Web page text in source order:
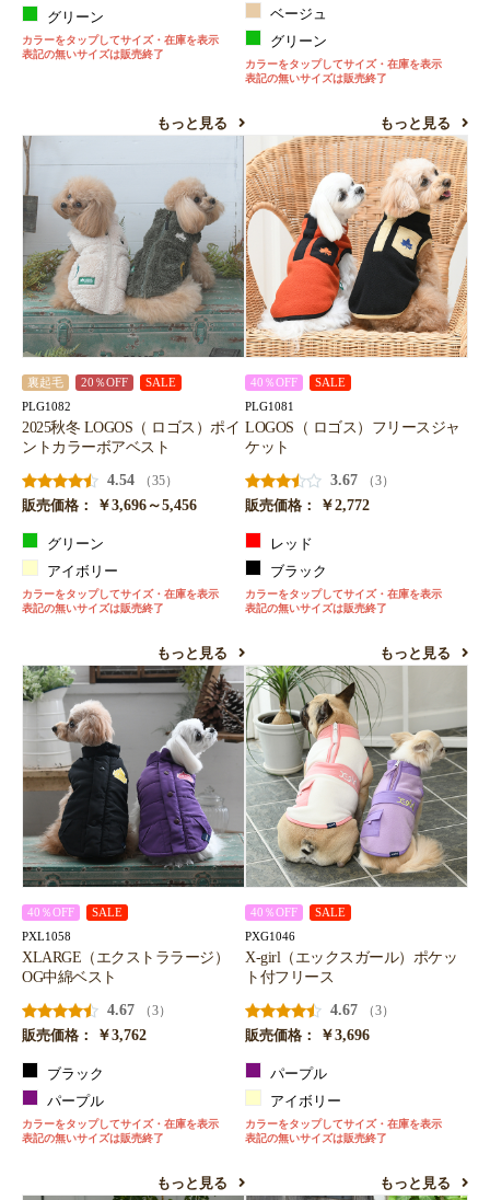
グリーン
カラーをタップしてサイズ・在庫を表示
表記の無いサイズは販売終了
もっと見る
ベージュ
グリーン
カラーをタップしてサイズ・在庫を表示
表記の無いサイズは販売終了
もっと見る
裏起毛 20％OFF SALE
PLG1082
2025秋冬 LOGOS（ ロゴス）ポイ
ントカラーボアベスト
4.54
（35）
販売価格：
￥3,696～5,456
グリーン
アイボリー
カラーをタップしてサイズ・在庫を表示
表記の無いサイズは販売終了
もっと見る
40％OFF SALE
PLG1081
LOGOS（ ロゴス）フリースジャ
ケット
3.67
（3）
販売価格：
￥2,772
レッド
ブラック
カラーをタップしてサイズ・在庫を表示
表記の無いサイズは販売終了
もっと見る
40％OFF SALE
PXL1058
XLARGE（エクストララージ）
OG中綿ベスト
4.67
（3）
販売価格：
￥3,762
ブラック
パープル
カラーをタップしてサイズ・在庫を表示
表記の無いサイズは販売終了
もっと見る
40％OFF SALE
PXG1046
X-girl（エックスガール）ポケッ
ト付フリース
4.67
（3）
販売価格：
￥3,696
パープル
アイボリー
カラーをタップしてサイズ・在庫を表示
表記の無いサイズは販売終了
もっと見る